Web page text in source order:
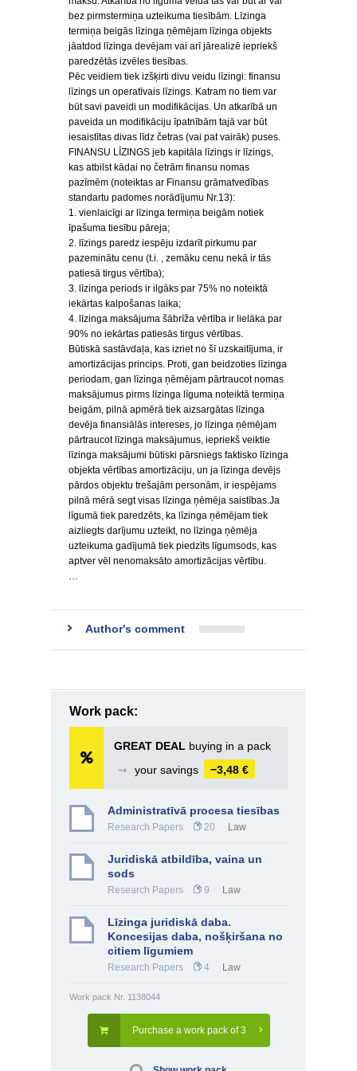
bez pirmstermiņa uzteikuma tiesībām. Līzinga
termiņa beigās līzinga ņēmējam līzinga objekts
jāatdod līzinga devējam vai arī jārealizē iepriekš
paredzētās izvēles tiesības.
Pēc veidiem tiek izšķirti divu veidu līzingi: finansu
līzings un operatīvais līzings. Katram no tiem var
būt savi paveidi un modifikācijas. Un atkarībā un
paveida un modifikāciju īpatnībām tajā var būt
iesaistītas divas līdz četras (vai pat vairāk) puses.
FINANSU LĪZINGS jeb kapitāla līzings ir līzings,
kas atbilst kādai no četrām finansu nomas
pazīmēm (noteiktas ar Finansu grāmatvedības
standartu padomes norādījumu Nr.13):
1. vienlaicīgi ar līzinga termiņa beigām notiek
īpašuma tiesību pāreja;
2. līzings paredz iespēju izdarīt pirkumu par
pazeminātu cenu (t.i. , zemāku cenu nekā ir tās
patiesā tirgus vērtība);
3. līzinga periods ir ilgāks par 75% no noteiktā
iekārtas kalpošanas laika;
4. līzinga maksājuma šābrīža vērtība ir lielāka par
90% no iekārtas patiesās tirgus vērtības.
Būtiskā sastāvdaļa, kas izriet no šī uzskaitījuma, ir
amortizācijas princips. Proti, gan beidzoties līzinga
periodam, gan līzinga ņēmējam pārtraucot nomas
maksājumus pirms līzinga līguma noteiktā termiņa
beigām, pilnā apmērā tiek aizsargātas līzinga
devēja finansiālās intereses, jo līzinga ņēmējam
pārtraucot līzinga maksājumus, iepriekš veiktie
līzinga maksājumi būtiski pārsniegs faktisko līzinga
objekta vērtības amortizāciju, un ja līzinga devējs
pārdos objektu trešajām personām, ir iespējams
pilnā mērā segt visas līzinga ņēmēja saistības.Ja
līgumā tiek paredzēts, ka līzinga ņēmējam tiek
aizliegts darījumu uzteikt, no līzinga ņēmēja
uzteikuma gadījumā tiek piedzīts līgumsods, kas
aptver vēl nenomaksāto amortizācijas vērtību.
…
Author's comment
Work pack:
GREAT DEAL buying in a pack
➞
your savings −3,48 €
Administratīvā procesa tiesības
Research Papers 20 Law
Juridiskā atbildība, vaina un
sods
Research Papers 9 Law
Līzinga juridiskā daba.
Koncesijas daba, nošķiršana no
citiem līgumiem
Research Papers 4 Law
Work pack Nr. 1138044
Purchase a work pack of 3